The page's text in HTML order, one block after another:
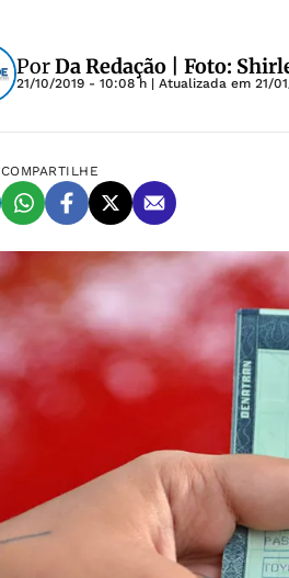
PorDa Redação | Foto:
21/10/2019 - 10:08 h | Atualizada em 21/
COMPARTILHE